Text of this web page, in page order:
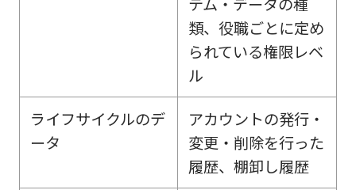
類、役職ごとに定め
られている権限レベ
ル
ライフサイクルのデ
ータ
アカウントの発行・
変更・削除を行った
履歴、棚卸し履歴